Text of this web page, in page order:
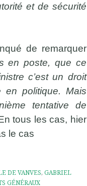
et de sécurité
de remarquer
en poste, que ce
c’est un droit
en politique. Mais
tentative de
tous les cas, hier
le cas
DE VANVES,GABRIEL
GÉNÉRAUX